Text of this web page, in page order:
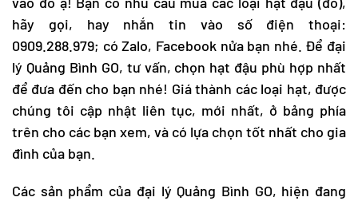
hãy gọi, hay nhắn tin vào số điện thoại:
0909.288.979; có Zalo, Facebook nửa bạn nhé. Để đại
lý Quảng Bình GO, tư vấn, chọn hạt đậu phù hợp nhất
để đưa đến cho bạn nhé! Giá thành các loại hạt, được
chúng tôi cập nhật liên tục, mới nhất, ở bảng phía
trên cho các bạn xem, và có lựa chọn tốt nhất cho gia
đình của bạn.
Các sản phẩm của đại lý Quảng Bình GO, hiện đang